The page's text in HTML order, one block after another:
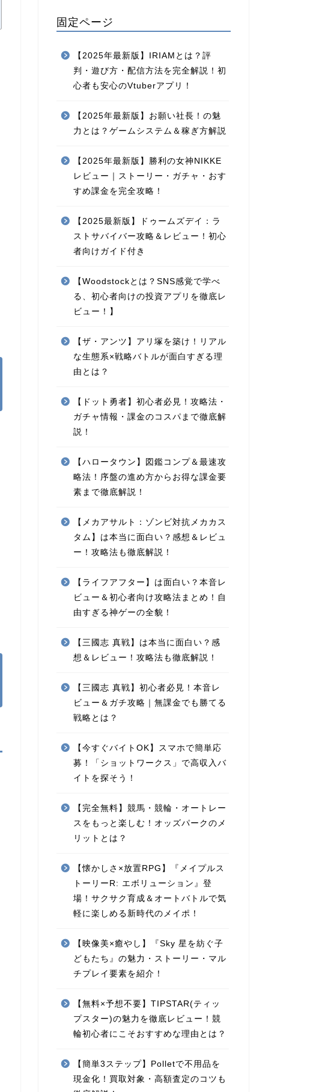
固定ページ
【2025年最新版】IRIAMとは？評
判・遊び方・配信方法を完全解説！初
心者も安心のVtuberアプリ！
【2025年最新版】お願い社長！の魅
力とは？ゲームシステム＆稼ぎ方解説
【2025年最新版】勝利の女神NIKKE
レビュー｜ストーリー・ガチャ・おす
すめ課金を完全攻略！
【2025最新版】ドゥームズデイ：ラ
ストサバイバー攻略＆レビュー！初心
者向けガイド付き
【Woodstockとは？SNS感覚で学べ
る、初心者向けの投資アプリを徹底レ
ビュー！】
【ザ・アンツ】アリ塚を築け！リアル
な生態系×戦略バトルが面白すぎる理
由とは？
【ドット勇者】初心者必見！攻略法・
ガチャ情報・課金のコスパまで徹底解
説！
【ハロータウン】図鑑コンプ＆最速攻
略法！序盤の進め方からお得な課金要
素まで徹底解説！
【メカアサルト：ゾンビ対抗メカカス
タム】は本当に面白い？感想＆レビュ
ー！攻略法も徹底解説！
【ライフアフター】は面白い？本音レ
ビュー＆初心者向け攻略法まとめ！自
由すぎる神ゲーの全貌！
【三國志 真戦】は本当に面白い？感
想＆レビュー！攻略法も徹底解説！
【三國志 真戦】初心者必見！本音レ
ビュー＆ガチ攻略｜無課金でも勝てる
戦略とは？
【今すぐバイトOK】スマホで簡単応
募！「ショットワークス」で高収入バ
イトを探そう！
【完全無料】競馬・競輪・オートレー
スをもっと楽しむ！オッズパークのメ
リットとは？
【懐かしさ×放置RPG】『メイプルス
トーリーR: エボリューション』登
場！サクサク育成＆オートバトルで気
軽に楽しめる新時代のメイポ！
【映像美×癒やし】『Sky 星を紡ぐ子
どもたち』の魅力・ストーリー・マル
チプレイ要素を紹介！
【無料×予想不要】TIPSTAR(ティッ
プスター)の魅力を徹底レビュー！競
輪初心者にこそおすすめな理由とは？
【簡単3ステップ】Polletで不用品を
現金化！買取対象・高額査定のコツも